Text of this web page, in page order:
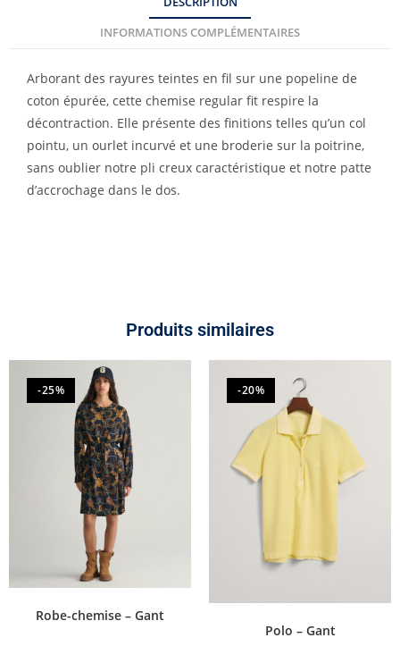
INFORMATIONS COMPLÉMENTAIRES
Arborant des rayures teintes en fil sur une popeline de
coton épurée, cette chemise regular fit respire la
décontraction. Elle présente des finitions telles qu’un col
pointu, un ourlet incurvé et une broderie sur la poitrine,
sans oublier notre pli creux caractéristique et notre patte
d’accrochage dans le dos.
Produits similaires
-25%
Robe-chemise – Gant
-20%
Polo – Gant